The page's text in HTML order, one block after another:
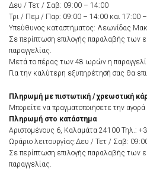
Δευ / Τετ / Σαβ: 09:00 – 14:00
Τρι / Πεμ / Παρ: 09:00 – 14:00 και 17:00
Υπεύθυνος καταστήματος: Λεωνίδας
Σε περίπτωση επιλογής παραλαβής των
παραγγελίας.
Μετά το πέρας των 48 ωρών η
Για την καλύτερη εξυπηρέτησή σας θα
Πληρωμή με πιστωτική / χρεωστική
Μπορείτε να πραγματοποιήσετε την
Πληρωμή στο κατάστημα
Αριστομένους 6, Καλαμάτα 24100 Τηλ.:
Ωράριο λειτουργίας:Δευ / Τετ / Σαβ:
Σε περίπτωση επιλογής παραλαβής των
παραγγελίας.